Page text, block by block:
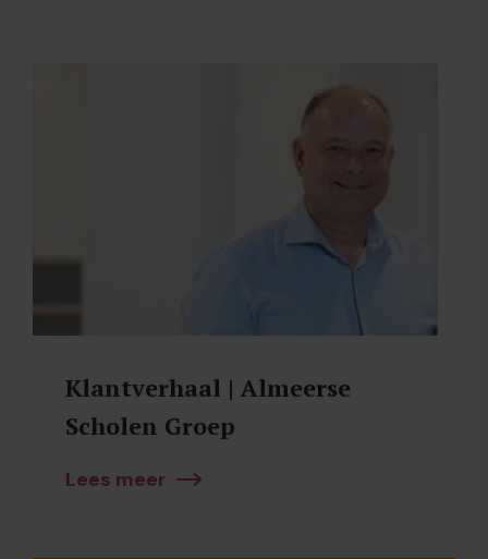
Klantverhaal | Almeerse
Scholen Groep
Lees meer